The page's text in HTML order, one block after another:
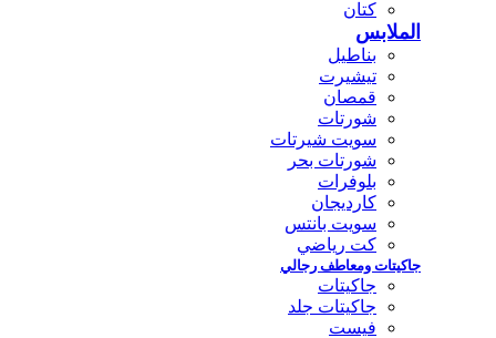
كتان
الملابس
بناطيل
تيشيرت
قمصان
شورتات
سويت شيرتات
شورتات بحر
بلوفرات
كارديجان
سويت بانتس
كت رياضي
جاكيتات ومعاطف رجالي
جاكيتات
جاكيتات جلد
فيست